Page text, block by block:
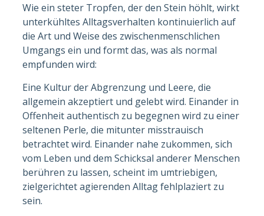
Wie ein steter Tropfen, der den Stein höhlt, wirkt
unterkühltes Alltagsverhalten kontinuierlich auf
die Art und Weise des zwischenmenschlichen
Umgangs ein und formt das, was als normal
empfunden wird:
Eine Kultur der Abgrenzung und Leere, die
allgemein akzeptiert und gelebt wird. Einander in
Offenheit authentisch zu begegnen wird zu einer
seltenen Perle, die mitunter misstrauisch
betrachtet wird. Einander nahe zukommen, sich
vom Leben und dem Schicksal anderer Menschen
berühren zu lassen, scheint im umtriebigen,
zielgerichtet agierenden Alltag fehlplaziert zu
sein.